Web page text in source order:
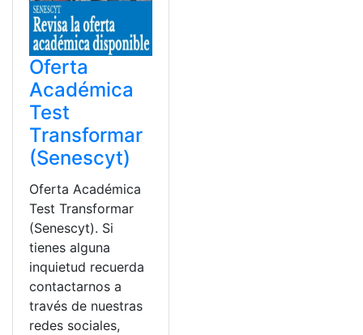
Oferta
Académica
Test
Transformar
(Senescyt)
Oferta Académica
Test Transformar
(Senescyt). Si
tienes alguna
inquietud recuerda
contactarnos a
través de nuestras
redes sociales,